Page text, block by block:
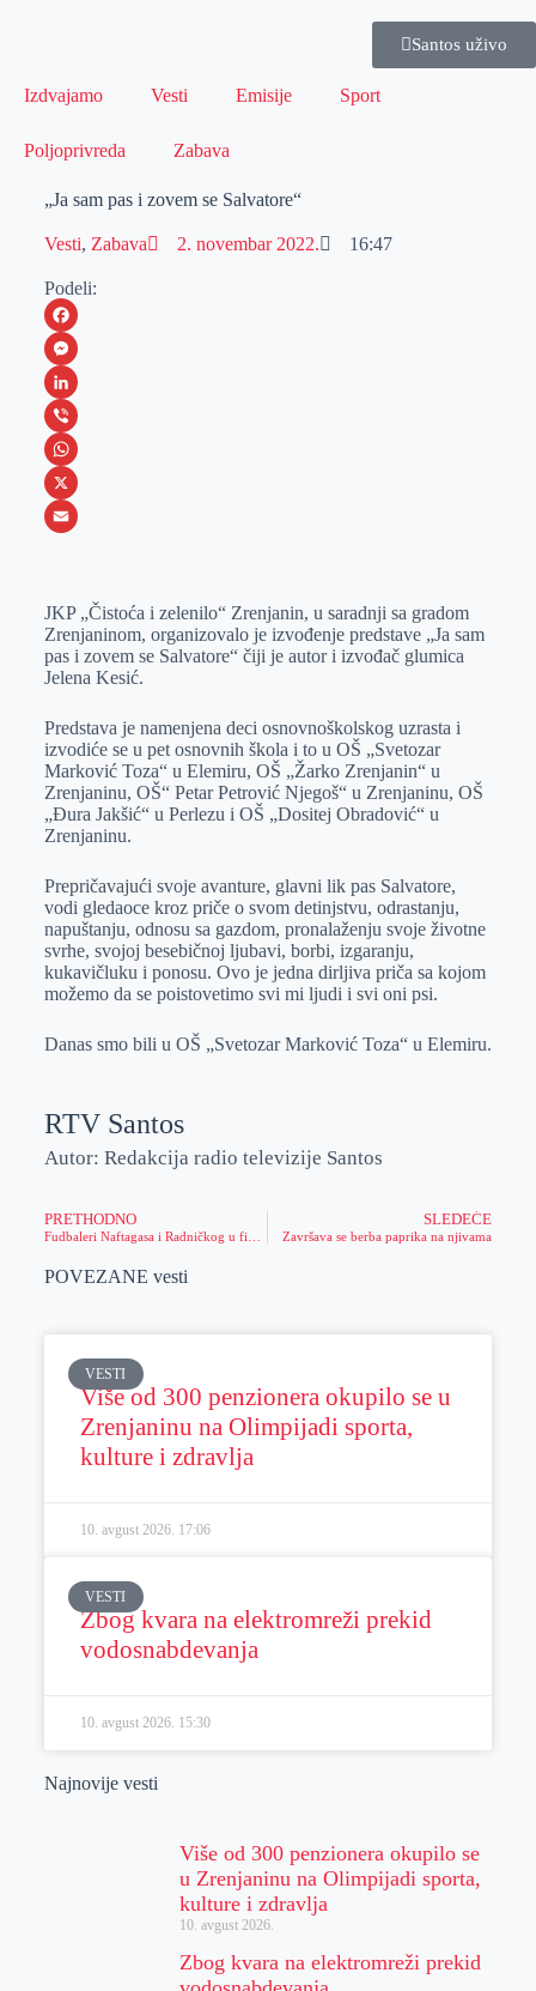
Santos uživo
Izdvajamo Vesti Emisije Sport
Poljoprivreda Zabava
„Ja sam pas i zovem se Salvatore“
Vesti, Zabava 2. novembar 2022. 16:47
Podeli:
F
a
c
e
b
o
M
e
s
s
e
e
r
L
i
n
k
I
n
V
i
b
W
h
s
A
p
p
X
a
i
l
JKP „Čistoća i zelenilo“ Zrenjanin, u saradnji sa gradom
Zrenjaninom, organizovalo je izvođenje predstave „Ja sam
pas i zovem se Salvatore“ čiji je autor i izvođač glumica
Jelena Kesić.
Predstava je namenjena deci osnovnoškolskog uzrasta i
izvodiće se u pet osnovnih škola i to u OŠ „Svetozar
Marković Toza“ u Elemiru, OŠ „Žarko Zrenjanin“ u
Zrenjaninu, OŠ“ Petar Petrović Njegoš“ u Zrenjaninu, OŠ
„Đura Jakšić“ u Perlezu i OŠ „Dositej Obradović“ u
Zrenjaninu.
Prepričavajući svoje avanture, glavni lik pas Salvatore,
vodi gledaoce kroz priče o svom detinjstvu, odrastanju,
napuštanju, odnosu sa gazdom, pronalaženju svoje životne
svrhe, svojoj besebičnoj ljubavi, borbi, izgaranju,
kukavičluku i ponosu. Ovo je jedna dirljiva priča sa kojom
možemo da se poistovetimo svi mi ljudi i svi oni psi.
Danas smo bili u OŠ „Svetozar Marković Toza“ u Elemiru.
RTV Santos
Autor: Redakcija radio televizije Santos
PRETHODNO SLEDEĆE
Završava se berba paprika na njivama
POVEZANE vesti
VESTI
Više od 300 penzionera okupilo se u
Zrenjaninu na Olimpijadi sporta,
kulture i zdravlja
10. avgust 2026. 17:06
VESTI
Zbog kvara na elektromreži prekid
vodosnabdevanja
10. avgust 2026. 15:30
Najnovije vesti
Više od 300 penzionera okupilo se
u Zrenjaninu na Olimpijadi sporta,
kulture i zdravlja
10. avgust 2026.
Zbog kvara na elektromreži prekid